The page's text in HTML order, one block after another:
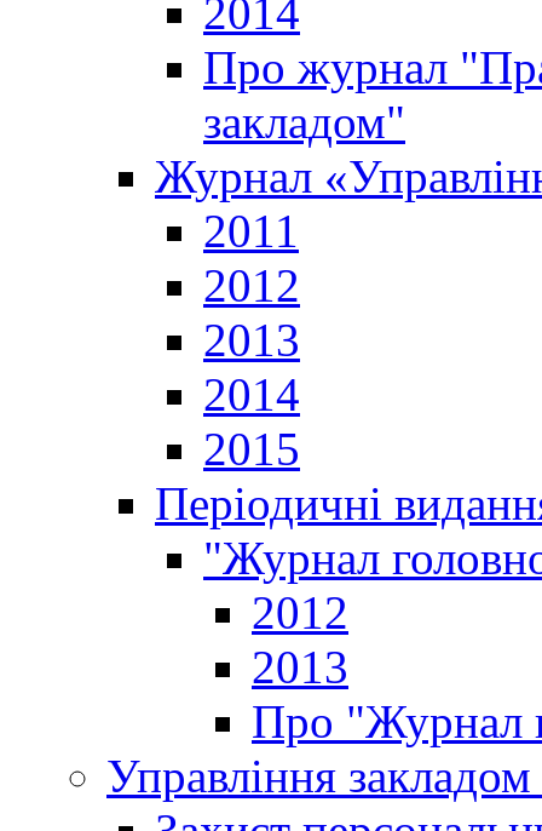
2014
Про журнал
закладом"
Журнал
2011
2012
2013
2014
2015
Періодичні
"Журнал
2012
2013
Про "Журнал
Управління